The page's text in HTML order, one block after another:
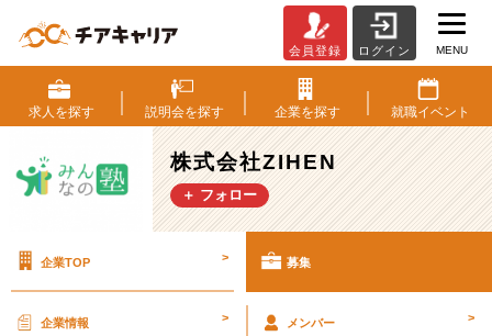
式
会
社
ZIHEN
の
採
-
会員登録 ログイン MENU
求人を探す 説明会を探す 企業を探す 就職イベント
株式会社ZIHEN
＋ フォロー
企業TOP > 募集
企業情報 > メンバー >